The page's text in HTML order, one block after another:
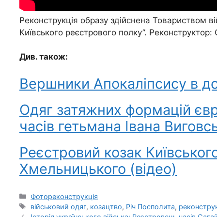
Реконструкція образу здійснена Товариством
Київського реєстрового полку”.
Див. також:
Вершники Апокаліпсису в
Одяг затяжних формацій
часів гетьмана Івана
Реєстровий козак
Хмельницького (відео)
Категорії
Фотореконструкція
Позначки
військовий одяг, козацтво, Річ Посполита,